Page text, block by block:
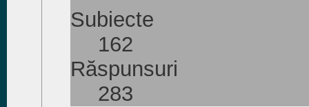
Subiecte
162
Răspunsuri
283